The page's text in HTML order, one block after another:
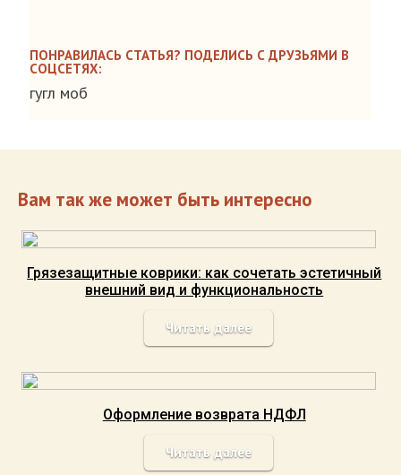
ПОНРАВИЛАСЬ СТАТЬЯ? ПОДЕЛИСЬ С ДРУЗЬЯМИ В
СОЦСЕТЯХ:
гугл моб
Вам так же может быть интересно
Грязезащитные коврики: как сочетать эстетичный
внешний вид и функциональность
Читать далее
Оформление возврата НДФЛ
Читать далее